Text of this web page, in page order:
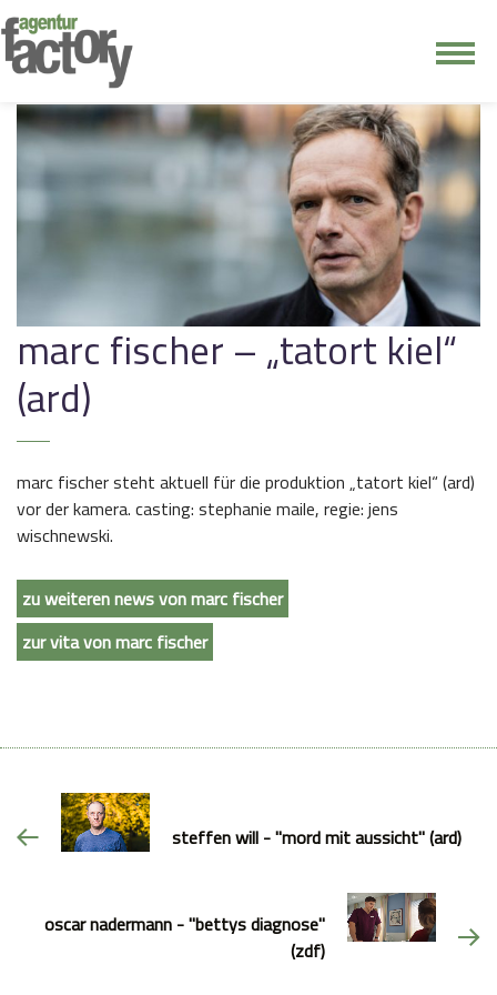
kontakt
marc fischer – „tatort kiel“
(ard)
marc fischer steht aktuell für die produktion „tatort kiel“ (ard)
vor der kamera. casting: stephanie maile, regie: jens
wischnewski.
zu weiteren news von marc fischer
zur vita von marc fischer
steffen will - "mord mit aussicht" (ard)
oscar nadermann - "bettys diagnose"
(zdf)